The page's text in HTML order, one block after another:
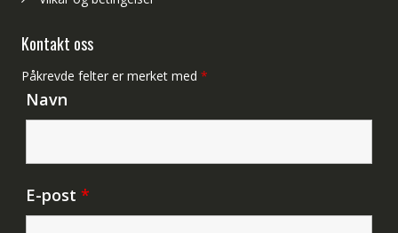
Kontakt oss
Påkrevde felter er merket med *
Navn
E-post *